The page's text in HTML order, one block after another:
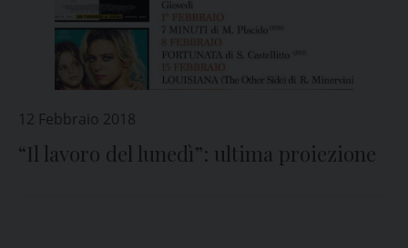
12 Febbraio 2018
“Il lavoro del lunedì”: ultima proiezione